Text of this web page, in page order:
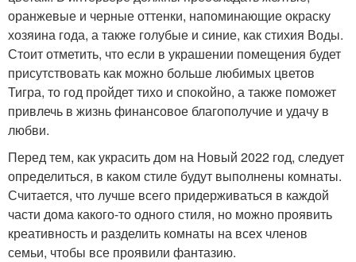
оранжевые и черные оттенки, напоминающие окраску
хозяина года, а также голубые и синие, как стихия Воды.
Стоит отметить, что если в украшении помещения будет
присутствовать как можно больше любимых цветов
Тигра, то год пройдет тихо и спокойно, а также поможет
привлечь в жизнь финансовое благополучие и удачу в
любви.
Перед тем, как украсить дом на Новый 2022 год, следует
определиться, в каком стиле будут выполнены комнаты.
Считается, что лучше всего придерживаться в каждой
части дома какого-то одного стиля, но можно проявить
креативность и разделить комнаты на всех членов
семьи, чтобы все проявили фантазию.